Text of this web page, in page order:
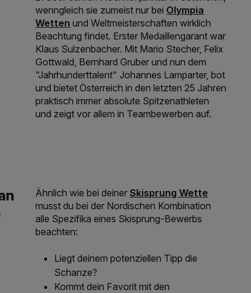
wenngleich sie zumeist nur bei Link der zu
Olympia
Wetten und Weltmeisterschaften wirklich
Beachtung findet. Erster Medaillengarant war
Klaus Sulzenbacher. Mit Mario Stecher, Felix
Gottwald, Bernhard Gruber und nun dem
"Jahrhunderttalent" Johannes Lamparter, bot
und bietet Österreich in den letzten 25 Jahren
praktisch immer absolute Spitzenathleten
und zeigt vor allem in Teambewerben auf.
Ähnlich wie bei deinerLink der zu https://
Skisprung Wette
musst du bei der Nordischen Kombination
alle Spezifika eines Skisprung-Bewerbs
beachten:
Liegt deinem potenziellen Tipp die
Schanze?
Kommt dein Favorit mit den